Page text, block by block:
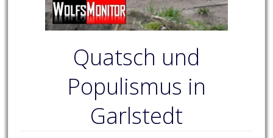
Quatsch und
Populismus in
Garlstedt